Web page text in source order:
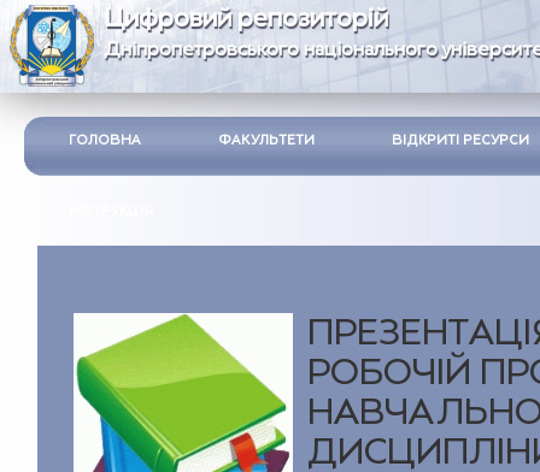
Цифровий репозиторій
Дніпропетровського національного
ГОЛОВНА ФАКУЛЬТЕТИ ВІДКРИТІ РЕСУРСИ
РОБОЧІЙ